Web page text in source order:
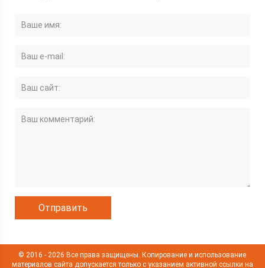
© 2016 - 2026 Все права защищены. Копирование и использование
материалов сайта допускается только с указанием активной ссылки на